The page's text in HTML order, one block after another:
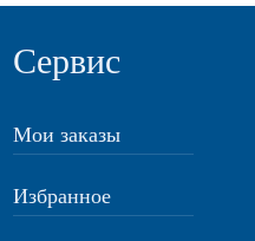
Сервис
Мои заказы
Избранное